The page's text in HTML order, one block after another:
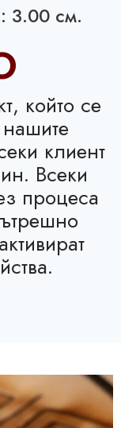
3.00 см.
който се
клиент
Всеки
процеса